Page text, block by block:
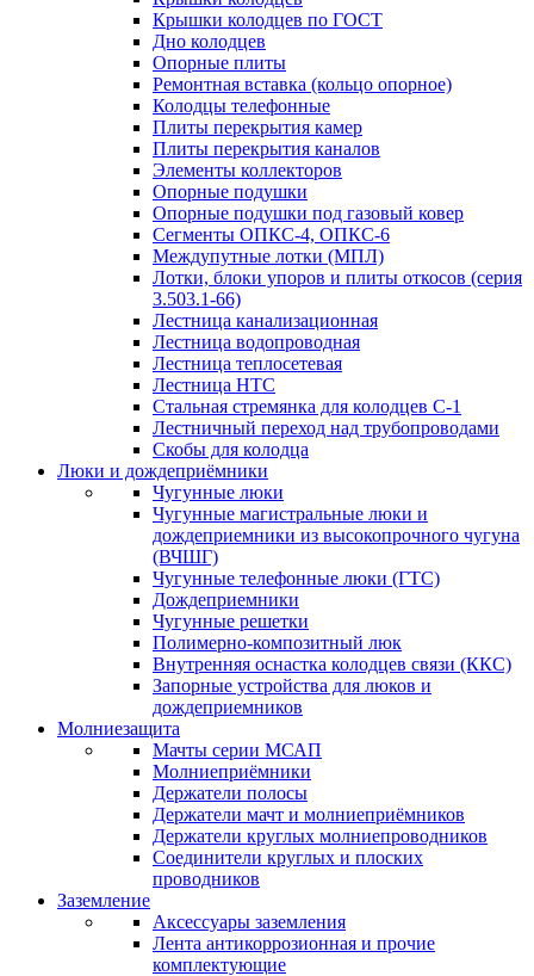
Крышки колодцев по ГОСТ
Дно колодцев
Опорные плиты
Ремонтная вставка (кольцо опорное)
Колодцы телефонные
Плиты перекрытия камер
Плиты перекрытия каналов
Элементы коллекторов
Опорные подушки
Опорные подушки под газовый ковер
Сегменты ОПКС-4, ОПКС-6
Междупутные лотки (МПЛ)
Лотки, блоки упоров и плиты откосов (серия
3.503.1-66)
Лестница канализационная
Лестница водопроводная
Лестница теплосетевая
Лестница НТС
Стальная стремянка для колодцев С-1
Лестничный переход над трубопроводами
Скобы для колодца
Люки и дождеприёмники
Чугунные люки
Чугунные магистральные люки и
дождеприемники из высокопрочного чугуна
(ВЧШГ)
Чугунные телефонные люки (ГТС)
Дождеприемники
Чугунные решетки
Полимерно-композитный люк
Внутренняя оснастка колодцев связи (ККС)
Запорные устройства для люков и
дождеприемников
Молниезащита
Мачты серии МСАП
Молниеприёмники
Держатели полосы
Держатели мачт и молниеприёмников
Держатели круглых молниепроводников
Cоединители круглых и плоских
проводников
Заземление
Аксессуары заземления
Лента антикоррозионная и прочие
комплектующие